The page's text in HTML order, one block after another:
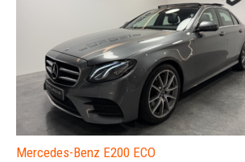
Mercedes-Benz E200 ECO